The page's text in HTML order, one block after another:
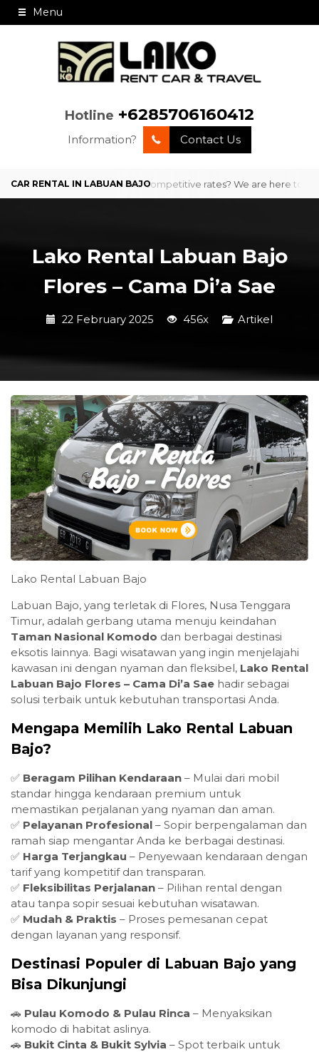
Menu
Hotline +6285706160412
Information? Contact Us
professional service and competitive rates? We are here to
Lako Rental Labuan Bajo
Flores – Cama Di’a Sae
22 February 2025 456x Artikel
Lako Rental Labuan Bajo
Labuan Bajo, yang terletak di Flores, Nusa Tenggara
Timur, adalah gerbang utama menuju keindahan
Taman Nasional Komodo dan berbagai destinasi
eksotis lainnya. Bagi wisatawan yang ingin menjelajahi
kawasan ini dengan nyaman dan fleksibel, Lako Rental
Labuan Bajo Flores – Cama Di’a Sae hadir sebagai
solusi terbaik untuk kebutuhan transportasi Anda.
Mengapa Memilih Lako Rental Labuan
Bajo?
✅ Beragam Pilihan Kendaraan – Mulai dari mobil
standar hingga kendaraan premium untuk
memastikan perjalanan yang nyaman dan aman.
✅ Pelayanan Profesional – Sopir berpengalaman dan
ramah siap mengantar Anda ke berbagai destinasi.
✅ Harga Terjangkau – Penyewaan kendaraan dengan
tarif yang kompetitif dan transparan.
✅ Fleksibilitas Perjalanan – Pilihan rental dengan
atau tanpa sopir sesuai kebutuhan wisatawan.
✅ Mudah & Praktis – Proses pemesanan cepat
dengan layanan yang responsif.
Destinasi Populer di Labuan Bajo yang
Bisa Dikunjungi
🚗 Pulau Komodo & Pulau Rinca – Menyaksikan
komodo di habitat aslinya.
🚗 Bukit Cinta & Bukit Sylvia – Spot terbaik untuk